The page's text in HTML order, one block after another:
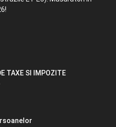
TAXE SI IMPOZITE